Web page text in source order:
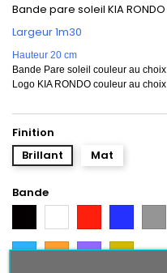
Bande pare soleil KIA RONDO
Largeur 1m30
Hauteur 20 cm
Bande Pare soleil couleur au choix
Logo KIA RONDO couleur au choix
Finition
Brillant
Mat
Bande
Bleu
OrangeVioletGold